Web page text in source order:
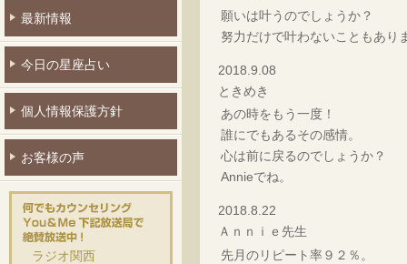
最新情報
今日の星座占い
個人情報保護方針
お客様の声
ラジオ関西
願いは叶うのでしょうか？
努力だけで叶わないこともあり
2018.9.08
ときめき
あの時をもう一度！
誰にでもあるその感情。
心は前に戻るのでしょうか？
Annieでね。
2018.8.22
Ａｎｎｉｅ先生
先月のリピート率９２％。